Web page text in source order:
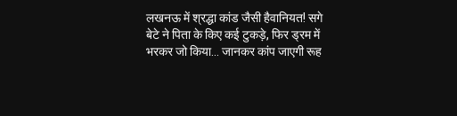
लखनऊ में श्रद्धा कांड जैसी हैवानियत! सगे
बेटे ने पिता के किए कई टुकड़े, फिर ड्रम में
भरकर जो किया… जानकर कांप जाएगी रूह